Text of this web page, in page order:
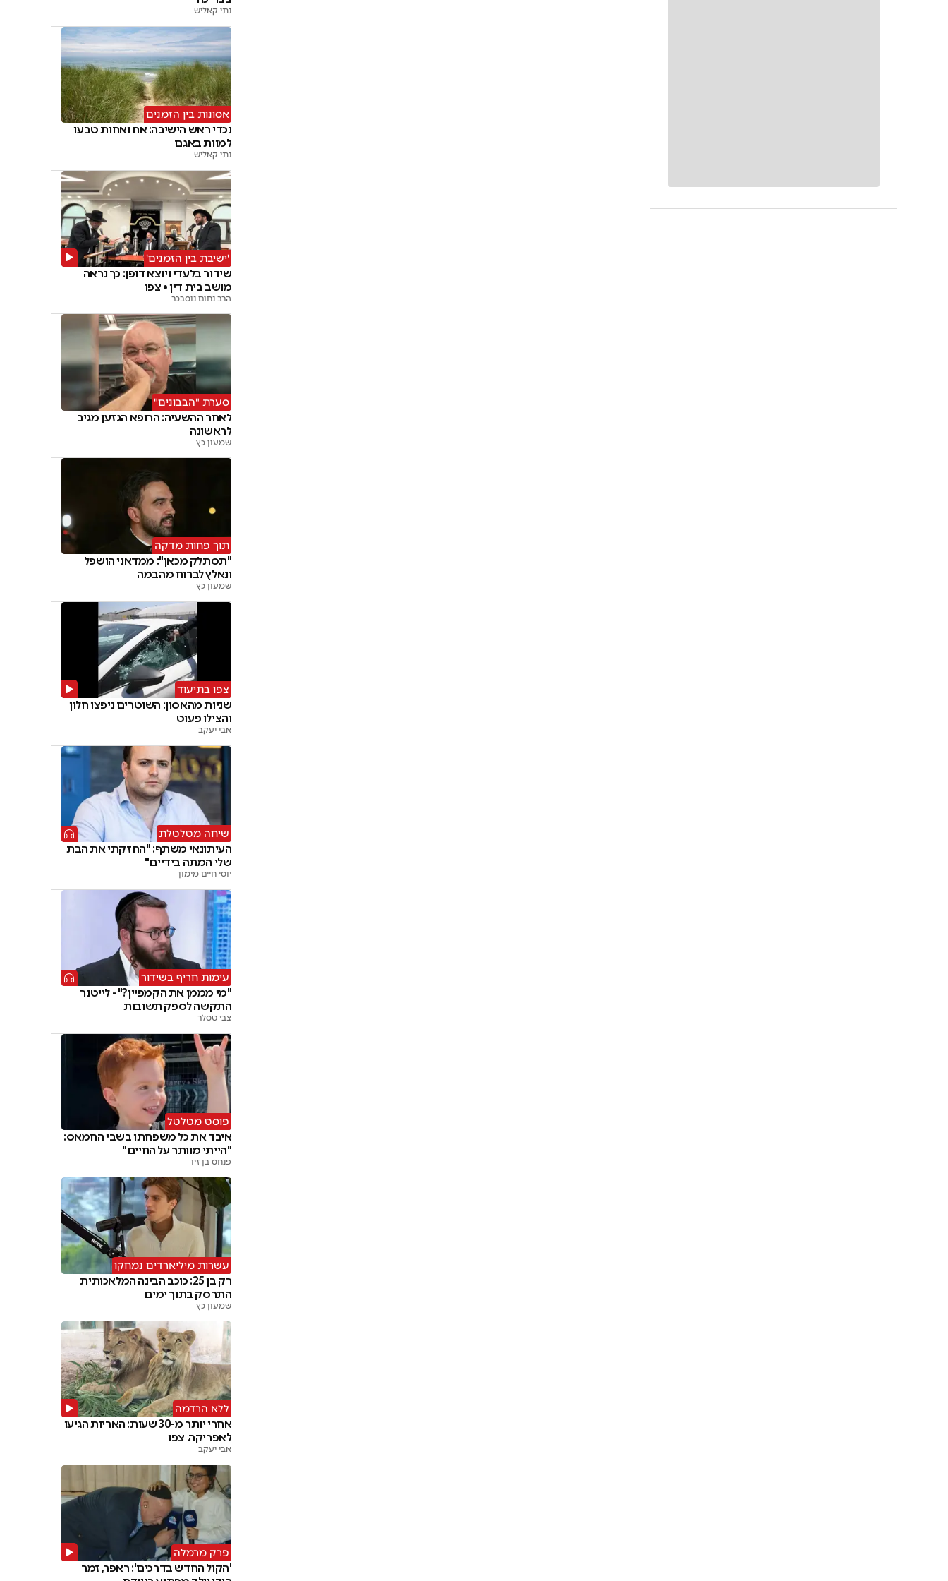
נתי קאליש
אסונות בין הזמנים
נכדי ראש הישיבה: אח ואחות טבעו
למוות באגם
נתי קאליש
'ישיבת בין הזמנים'
שידור בלעדי ויוצא דופן: כך נראה
מושב בית דין • צפו
הרב נחום נוסבכר
סערת "הבבונים"
לאחר ההשעיה: הרופא הגזען מגיב
לראשונה
שמעון כץ
תוך פחות מדקה
"תסתלק מכאן": ממדאני הושפל
ונאלץ לברוח מהבמה
שמעון כץ
צפו בתיעוד
שניות מהאסון: השוטרים ניפצו חלון
והצילו פעוט
אבי יעקב
שיחה מטלטלת
העיתונאי משתף: "החזקתי את הבת
שלי המתה בידיים"
יוסי חיים מימון
עימות חריף בשידור
"מי מממן את הקמפיין?" - לייטנר
התקשה לספק תשובות
צבי טסלר
פוסט מטלטל
איבד את כל משפחתו בשבי החמאס:
"הייתי מוותר על החיים"
פנחס בן זיו
עשרות מיליארדים נמחקו
רק בן 25: כוכב הבינה המלאכותית
התרסק בתוך ימים
שמעון כץ
ללא הרדמה
אחרי יותר מ-30 שעות: האריות הגיעו
לאפריקה. צפו
אבי יעקב
פרק מרמלה
'הקול החדש בדרכים': ראפר, זמר